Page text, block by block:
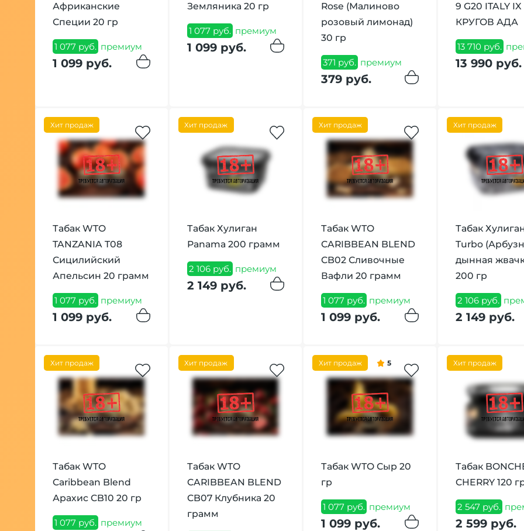
Африканские
Специи 20 гр
1 077 руб. премиум
1 099 руб.
Земляника 20 гр
1 077 руб. премиум
1 099 руб.
Rose (Малиново
розовый лимонад)
30 гр
371 руб. премиум
379 руб.
9 G20 ITALY IX
КРУГОВ АДА
13 710 руб.
13 990 руб.
Хит продаж
Табак WTO
TANZANIA T08
Сицилийский
Апельсин 20 грамм
1 077 руб. премиум
1 099 руб.
Хит продаж
Табак Хулиган
Panama 200 грамм
2 106 руб. премиум
2 149 руб.
Хит продаж
Табак WTO
CARIBBEAN BLEND
CB02 Сливочные
Вафли 20 грамм
1 077 руб. премиум
1 099 руб.
Хит продаж
Табак
Turbo
дынная
200 гр
2 106 руб.
2 149 руб.
Хит продаж
Табак WTO
Caribbean Blend
Арахис CB10 20 гр
1 077 руб. премиум
Хит продаж
Табак WTO
CARIBBEAN BLEND
CB07 Клубника 20
грамм
Хит продаж 5
Табак WTO Сыр 20
гр
1 077 руб. премиум
1 099 руб.
Хит продаж
Табак
CHERRY 120
2 547 руб.
2 599 руб.